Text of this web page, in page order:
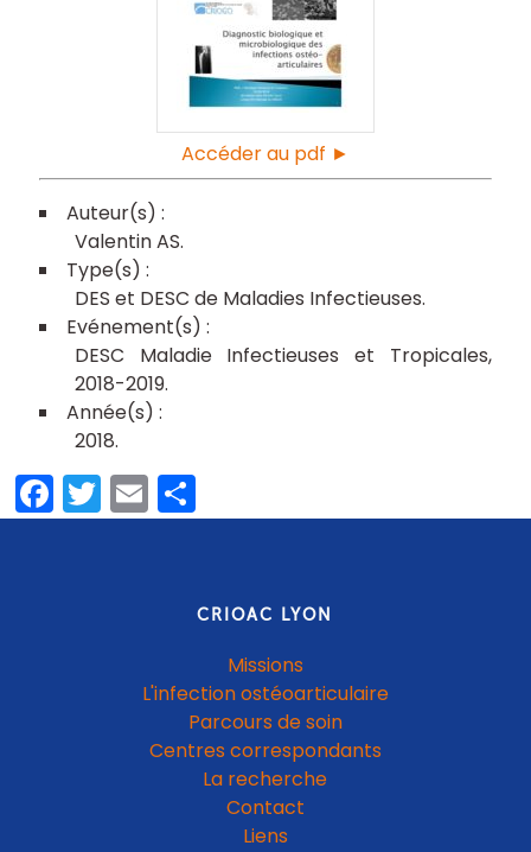
Accéder au pdf ►
Valentin AS
DES et DESC de Maladies Infectieuses
DESC Maladie Infectieuses et Tropicales,
2018-2019
2018
Facebook
Twitter
EmailPartager
CRIOAC LYON
Missions
L'infection ostéoarticulaire
Parcours de soin
Centres correspondants
La recherche
Contact
Liens